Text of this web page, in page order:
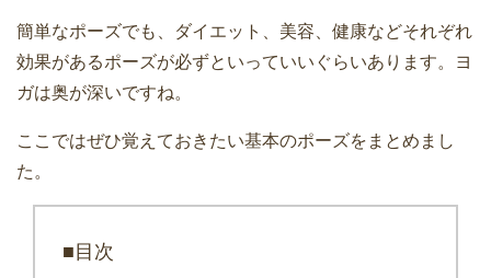
簡単なポーズでも、ダイエット、美容、健康などそれぞれ
効果があるポーズが必ずといっていいぐらいあります。ヨ
ガは奥が深いですね。
ここではぜひ覚えておきたい基本のポーズをまとめまし
た。
■目次